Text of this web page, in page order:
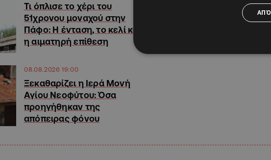
Τι όπλισε το χέρι του
51χρονου μοναχού στην
Πάφο: Η ένταση, το κελί και
η αιματηρή επίθεση
08.08.2026 19:00
Ξεκαθαρίζει η Ιερά Μονή
Αγίου Νεοφύτου: Όσα
προηγήθηκαν της
απόπειρας φόνου